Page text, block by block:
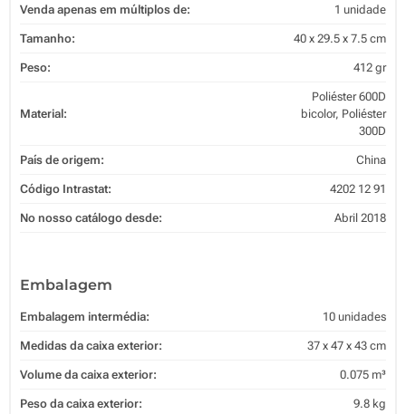
Venda apenas em múltiplos de: 1 unidade
Tamanho: 40 x 29.5 x 7.5 cm
Peso: 412 gr
Material:
Poliéster 600D
bicolor, Poliéster
300D
País de origem: China
Código Intrastat: 4202 12 91
No nosso catálogo desde: Abril 2018
Embalagem
Embalagem intermédia: 10 unidades
Medidas da caixa exterior: 37 x 47 x 43 cm
Volume da caixa exterior: 0.075 m³
Peso da caixa exterior: 9.8 kg